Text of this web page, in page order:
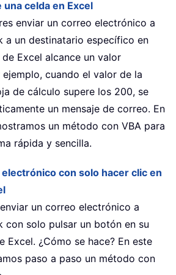
celda en Excel
enviar un correo electrónico a
a un destinatario específico en
Excel alcance un valor
cuando el valor de la
de cálculo supere los 200, se
un mensaje de correo. En
un método con VBA para
rápida y sencilla.
con solo hacer clic en
un correo electrónico a
con solo pulsar un botón en su
Excel. ¿Cómo se hace? En este
paso a paso un método con